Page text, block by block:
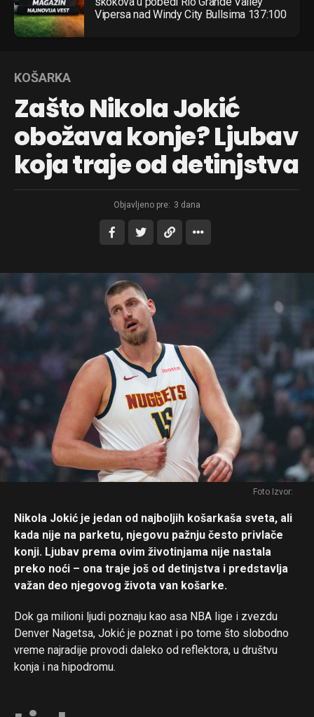
Vipersa nad Windy City Bullsima 137:100
KOŠARKA
Zašto Nikola Jokić
obožava konje? Ljubav
koja traje od detinjstva
Objavljeno pre: 3 dana
Foto Izvor:
Nikola Jokić je jedan od najboljih košarkaša sveta, ali
kada nije na parketu, njegovu pažnju često privlače
konji. Ljubav prema ovim životinjama nije nastala
preko noći – ona traje još od detinjstva i predstavlja
važan deo njegovog života van košarke.
Dok ga milioni ljudi poznaju kao asa NBA lige i zvezdu
Denver Nagetsa, Jokić je poznat i po tome što slobodno
vreme najradije provodi daleko od reflektora, u društvu
konja i na hipodromu.